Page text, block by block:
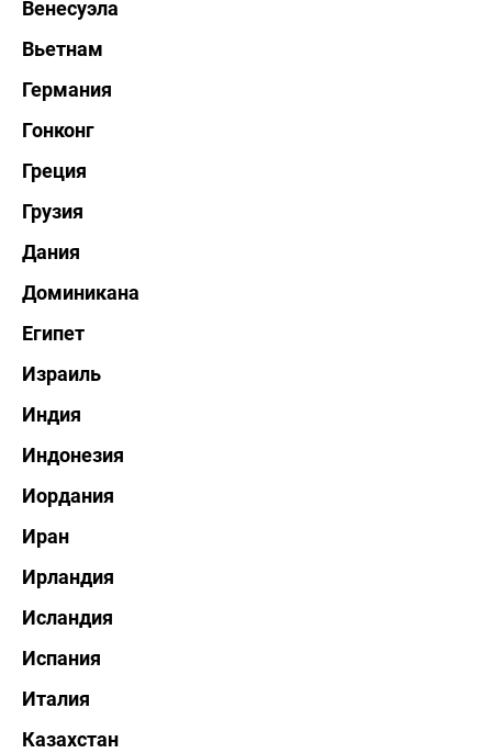
Венесуэла
Вьетнам
Германия
Гонконг
Греция
Грузия
Дания
Доминикана
Египет
Израиль
Индия
Индонезия
Иордания
Иран
Ирландия
Исландия
Испания
Италия
Казахстан